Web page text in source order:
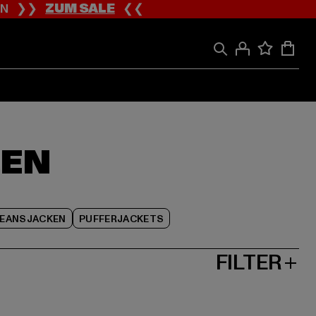
❯❯ZUM SALE❮❮
PUFFERJACKETS
FILTER